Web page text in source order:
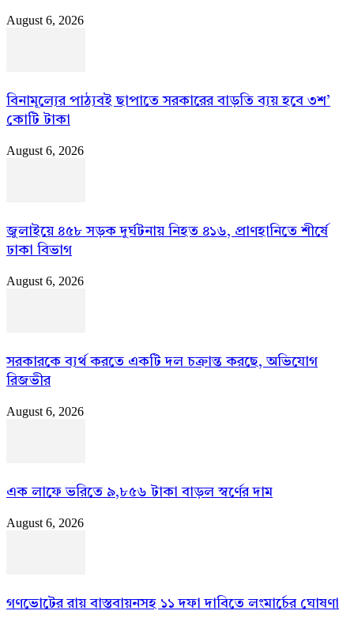
August 6, 2026
বিনামূল্যের পাঠ্যবই ছাপাতে সরকারের বাড়তি ব্যয় হবে ৩শ’
কোটি টাকা
August 6, 2026
জুলাইয়ে ৪৫৮ সড়ক দুর্ঘটনায় নিহত ৪১৬, প্রাণহানিতে শীর্ষে
ঢাকা বিভাগ
August 6, 2026
সরকারকে ব্যর্থ করতে একটি দল চক্রান্ত করছে, অভিযোগ
রিজভীর
August 6, 2026
এক লাফে ভরিতে ৯,৮৫৬ টাকা বাড়ল স্বর্ণের দাম
August 6, 2026
গণভোটের রায় বাস্তবায়নসহ ১১ দফা দাবিতে লংমার্চের ঘোষণা